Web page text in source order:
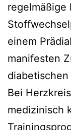
einem
manifesten
Bei
medizinisch